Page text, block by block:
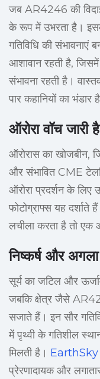
जब AR4246 की
के रूप में उभरता है।
गतिविधि की संभावनाएं
आशावान रहती है,
संभावना रहती है।
पार कहानियों का भंडार
ऑरोरा वॉच जारी है
ऑरोरास का खोजबीन,
और संभावित CME
ऑरोरा प्रदर्शन के लिए
फोटोग्राफ्स यह दर्शाते
लचीला करता है तो एक
निष्कर्ष और
सूर्य का जटिल और
जबकि क्षेत्र जैसे
सजाते हैं। इन सौर
में पृथ्वी के गतिशील
मिलती है। EarthSky
प्रेरणादायक और